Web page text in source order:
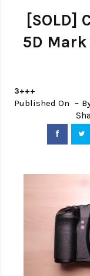
[SOLD]
5D
3+++
Published On